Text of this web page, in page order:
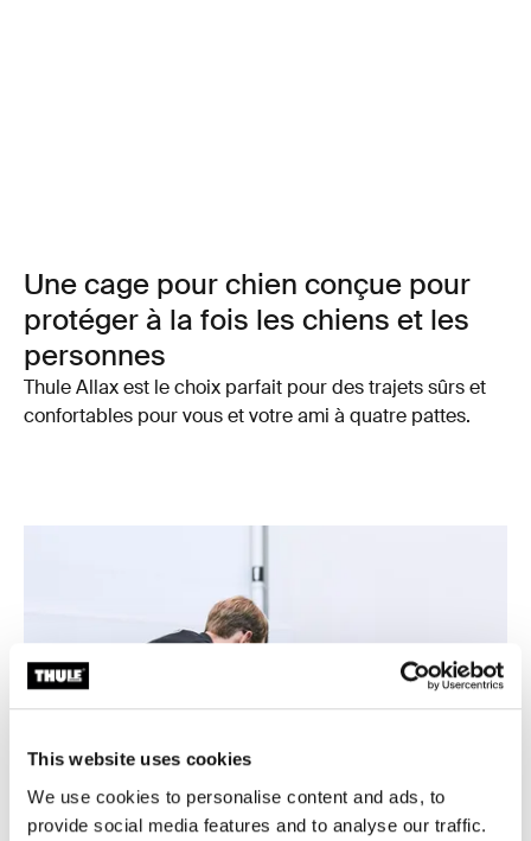
This website uses cookies
We use cookies to personalise content and ads, to
provide social media features and to analyse our traffic.
Une cage pour chien conçue pour
protéger à la fois les chiens et les
personnes
Thule Allax est le choix parfait pour des trajets sûrs et
confortables pour vous et votre ami à quatre pattes.